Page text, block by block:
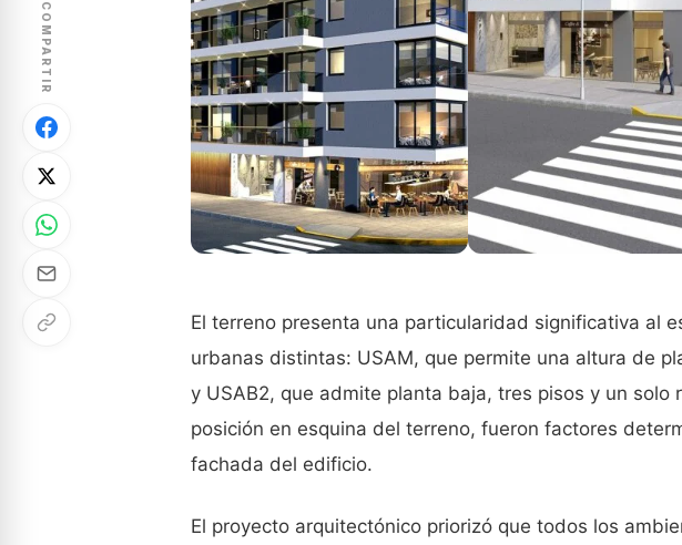
COMPARTIR
El terreno presenta una particularidad significativa al
urbanas distintas: USAM, que permite una altura de
y USAB2, que admite planta baja, tres pisos y un solo
posición en esquina del terreno, fueron factores
fachada del edificio.
El proyecto arquitectónico priorizó que todos los